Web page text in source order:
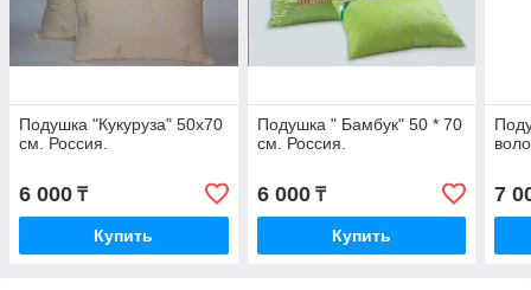
Подушка "Кукуруза" 50х70
см. Россия.
6 000 ₸
Купить
Подушка " Бамбук" 50 * 70
см. Россия.
6 000₸
Купить
7